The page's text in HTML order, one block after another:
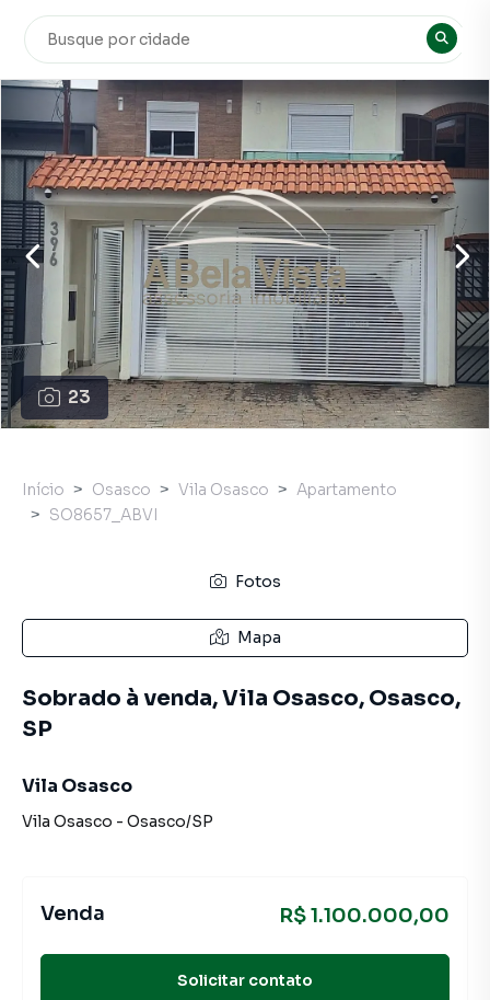
23
Início Osasco Vila Osasco
Apartamento
SO8657_ABVI
Fotos
Mapa
Sobrado à venda, Vila Osasco, Osasco,
SP
Vila Osasco
Vila Osasco - Osasco/SP
Venda R$ 1.100.000,00
Solicitar contato